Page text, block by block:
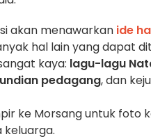
akan menawarkan ide
hal lain yang dapat
kaya: lagu-lagu
undian pedagang, dan
ke Morsang untuk